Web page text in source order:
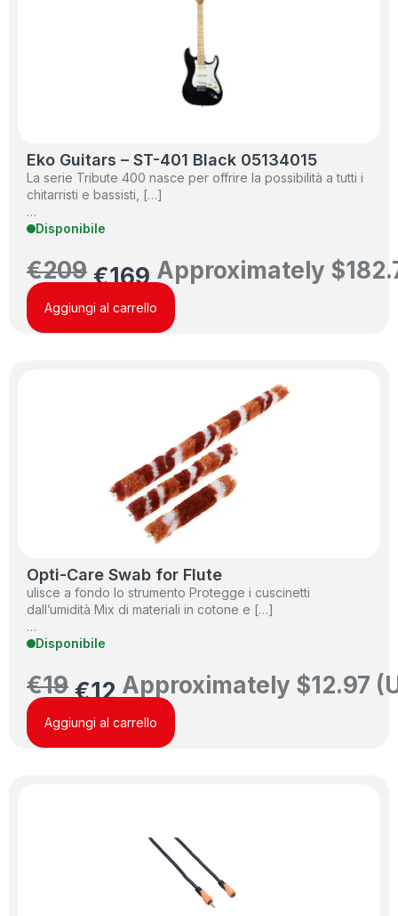
Eko Guitars – ST-401 Black 05134015
La serie Tribute 400 nasce per offrire la possibilità a tutti i
chitarristi e bassisti, […]
…
Disponibile
€209 €169 Approximately $
Aggiungi al carrello
Opti-Care Swab for Flute
ulisce a fondo lo strumento Protegge i cuscinetti
dall’umidità Mix di materiali in cotone e […]
…
Disponibile
€19 €12 Approximately $12.97
Aggiungi al carrello